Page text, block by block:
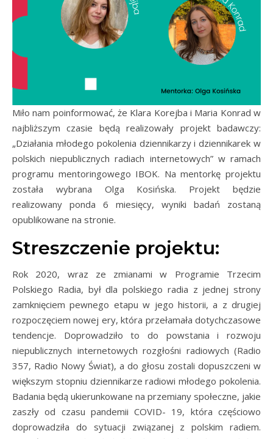
Miło nam poinformować, że Klara Korejba i Maria Konrad w
najbliższym czasie będą realizowały projekt badawczy:
„Działania młodego pokolenia dziennikarzy i dziennikarek w
polskich niepublicznych radiach internetowych” w ramach
programu mentoringowego IBOK. Na mentorkę projektu
została wybrana Olga Kosińska. Projekt będzie
realizowany ponda 6 miesięcy, wyniki badań zostaną
opublikowane na stronie.
Streszczenie projektu:
Rok 2020, wraz ze zmianami w Programie Trzecim
Polskiego Radia, był dla polskiego radia z jednej strony
zamknięciem pewnego etapu w jego historii, a z drugiej
rozpoczęciem nowej ery, która przełamała dotychczasowe
tendencje. Doprowadziło to do powstania i rozwoju
niepublicznych internetowych rozgłośni radiowych (Radio
357, Radio Nowy Świat), a do głosu zostali dopuszczeni w
większym stopniu dziennikarze radiowi młodego pokolenia.
Badania będą ukierunkowane na przemiany społeczne, jakie
zaszły od czasu pandemii COVID- 19, która częściowo
doprowadziła do sytuacji związanej z polskim radiem.